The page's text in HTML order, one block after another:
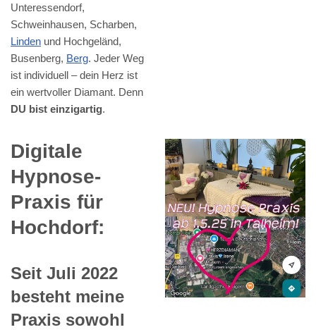
Unteressendorf,
Schweinhausen, Scharben,
Linden und Hochgeländ,
Busenberg, Berg. Jeder Weg
ist individuell – dein Herz ist
ein wertvoller Diamant. Denn
DU bist einzigartig.
Digitale
Hypnose-
Praxis für
Hochdorf:
Seit Juli 2022
besteht meine
Praxis sowohl